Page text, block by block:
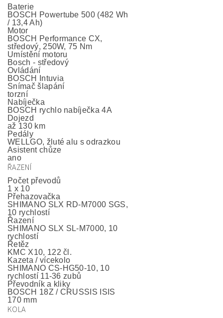
Baterie
BOSCH Powertube 500 (482 Wh
/ 13,4 Ah)
Motor
BOSCH Performance CX,
středový, 250W, 75 Nm
Umístění motoru
Bosch - středový
Ovládání
BOSCH Intuvia
Snímač šlapání
torzní
Nabíječka
BOSCH rychlo nabíječka 4A
Dojezd
až 130 km
Pedály
WELLGO, žluté alu s odrazkou
Asistent chůze
ano
ŘAZENÍ
Počet převodů
1 x 10
Přehazovačka
SHIMANO SLX RD-M7000 SGS,
10 rychlostí
Řazení
SHIMANO SLX SL-M7000, 10
rychlostí
Řetěz
KMC X10, 122 čl.
Kazeta / vícekolo
SHIMANO CS-HG50-10, 10
rychlostí 11-36 zubů
Převodník a kliky
BOSCH 18Z / CRUSSIS ISIS
170 mm
KOLA